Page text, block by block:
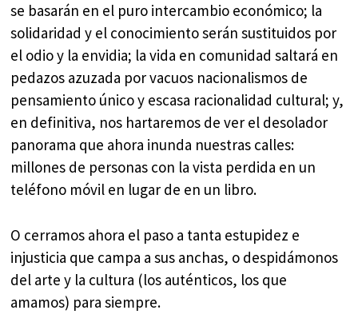
se basarán en el puro intercambio económico; la
solidaridad y el conocimiento serán sustituidos por
el odio y la envidia; la vida en comunidad saltará en
pedazos azuzada por vacuos nacionalismos de
pensamiento único y escasa racionalidad cultural; y,
en definitiva, nos hartaremos de ver el desolador
panorama que ahora inunda nuestras calles:
millones de personas con la vista perdida en un
teléfono móvil en lugar de en un libro.
O cerramos ahora el paso a tanta estupidez e
injusticia que campa a sus anchas, o despidámonos
del arte y la cultura (los auténticos, los que
amamos) para siempre.